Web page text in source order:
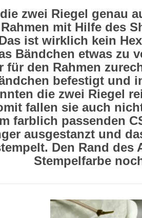
zwei Riegel genau
mit Hilfe des
ist wirklich kein
Bändchen etwas zu
für den Rahmen
befestigt und
die zwei Riegel
fallen sie auch
farblich passenden
ausgestanzt und
Den Rand des
Stempelfarbe